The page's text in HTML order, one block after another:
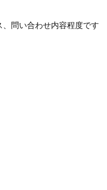
問い合わせ内容程度です